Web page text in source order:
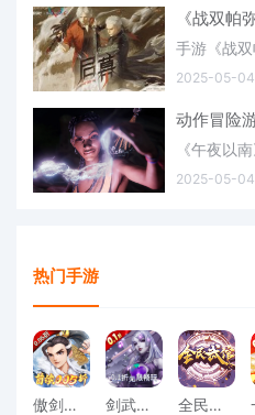
2025-05-04
2025-05-04
热门手游
傲剑情缘（首续0.05折）游戏 剑武（神捕断案0.1折） 全民武馆（满星地藏刷充）